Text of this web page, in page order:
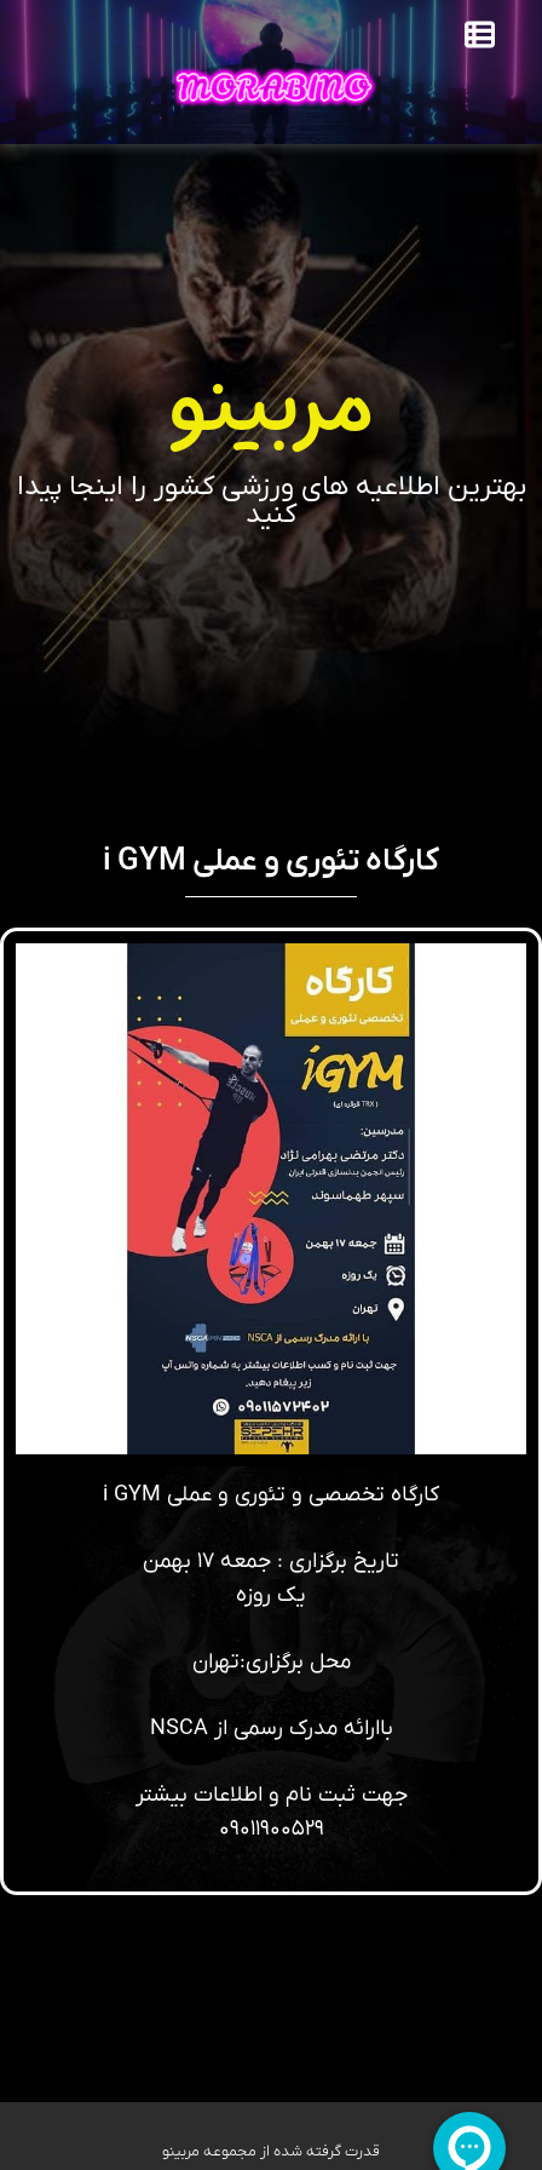
مربینو
بهترین اطلاعیه های ورزشی کشور را اینجا پیدا
کنید
کارگاه تئوری و عملی i GYM
کارگاه تخصصی و تئوری و عملی i GYM
تاریخ برگزاری : جمعه ۱۷ بهمن
یک روزه
محل برگزاری:تهران
باارائه مدرک رسمی از NSCA
جهت ثبت نام و اطلاعات بیشتر
۰۹۰۱۱۹۰۰۵۲۹
قدرت گرفته شده از مجموعه مربینو